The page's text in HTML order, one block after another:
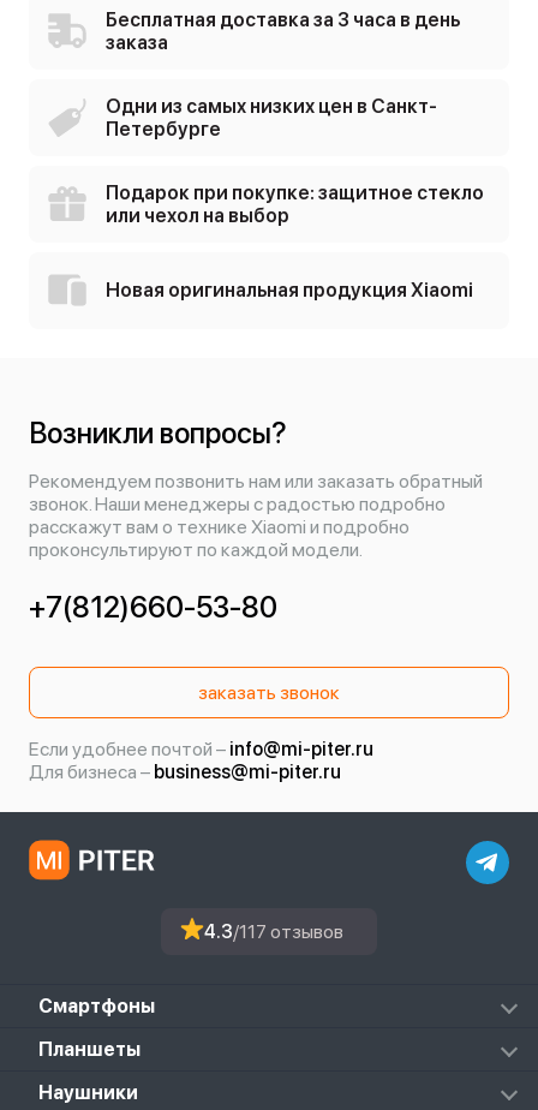
Бесплатная доставка за 3 часа в день
заказа
Одни из самых низких цен в Санкт-
Петербурге
Подарок при покупке: защитное стекло
или чехол на выбор
Новая оригинальная продукция Xiaomi
Возникли вопросы?
Рекомендуем позвонить нам или заказать обратный
звонок. Наши менеджеры с радостью подробно
расскажут вам о технике Xiaomi и подробно
проконсультируют по каждой модели.
+7(812)660-53-80
заказать звонок
Если удобнее почтой – info@mi-piter.ru
Для бизнеса – business@mi-piter.ru
4.3/117 отзывов
Смартфоны
Redmi
Mi
Планшеты
Mi Pad 6S Pro
Наушники